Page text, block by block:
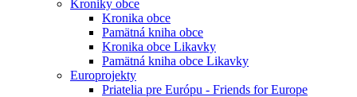
Kroniky obce
Kronika obce
Pamätná kniha obce
Kronika obce Likavky
Pamätná kniha obce Likavky
Europrojekty
Priatelia pre Európu - Friends for Europe